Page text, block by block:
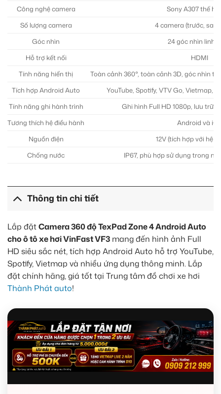
Công nghệ camera
Sony A307 thế
Số lượng camera
4 camera (trước, sau,
Góc nhìn
24 góc nhìn linh
Hỗ trợ kết nối
HDMI
Tính năng hiển thị
Toàn cảnh 360°, toàn cảnh 3D, góc nhìn
Tích hợp Android Auto
YouTube, Spotify, VTV Go, Vietmap,
Tính năng ghi hành trình
Ghi hình Full HD 1080p, lưu trữ
Tương thích hệ điều hành
Android và
Nguồn điện
12V (tích hợp với hệ
Chống nước
IP67, phù hợp sử dụng trong
Thông tin chi tiết
Lắp đặtCamera 360 độ TexPad Zone 4 Android Auto
cho ô tô xe hơi VinFast VF3 mang đến hình ảnh Full
HD siêu sắc nét, tích hợp Android Auto hỗ trợ YouTube,
Spotify, Vietmap và nhiều ứng dụng thông minh. Lắp
đặt chính hãng, giá tốt tại Trung tâm đồ chơi xe hơi
Thành Phát auto!